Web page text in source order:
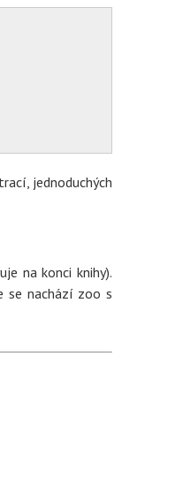
jednoduchých
na konci knihy).
se nachází zoo s